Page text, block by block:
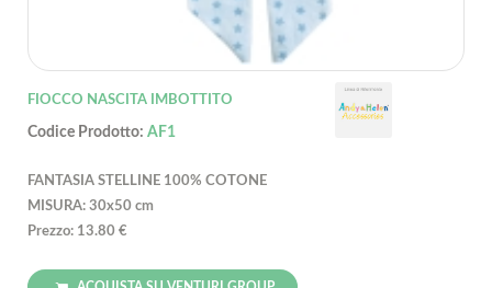
FIOCCO NASCITA IMBOTTITO
Codice Prodotto: AF1
FANTASIA STELLINE 100% COTONE
MISURA: 30x50 cm
Prezzo: 13.80 €